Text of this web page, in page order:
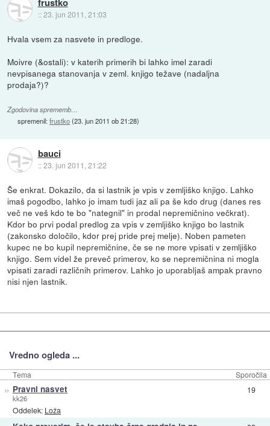
::23. jun 2011, 21:03
Hvala vsem za nasvete in predloge.
Moivre (&ostali): v katerih primerih bi lahko imel zaradi
nevpisanega stanovanja v zeml. knjigo težave (nadaljna
prodaja?)?
Zgodovina sprememb…
spremenil:frustko(23. jun 2011 ob 21:28)
bauci
::23. jun 2011, 21:22
Še enkrat. Dokazilo, da si lastnik je vpis v zemljiško knjigo. Lahko
imaš pogodbo, lahko jo imam tudi jaz ali pa še kdo drug (danes res
več ne veš kdo te bo "nategnil" in prodal nepremičnino večkrat).
Kdor bo prvi podal predlog za vpis v zemljiško knjigo bo lastnik
(zakonsko določilo, kdor prej pride prej melje). Noben pameten
kupec ne bo kupil nepremičnine, če se ne more vpisati v zemljiško
knjigo. Sem videl že preveč primerov, ko se nepremičnina ni mogla
vpisati zaradi različnih primerov. Lahko jo uporabljaš ampak pravno
nisi njen lastnik.
Vredno ogleda ...
Tema Sporočila
» Pravni nasvet
kk26
Oddelek: Loža
19